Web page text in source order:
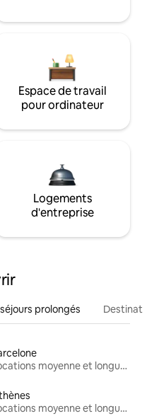
Espace de travail
pour ordinateur
Logements
d'entreprise
prolongés
Locations moyenne et longue durée
Locations moyenne et longue durée